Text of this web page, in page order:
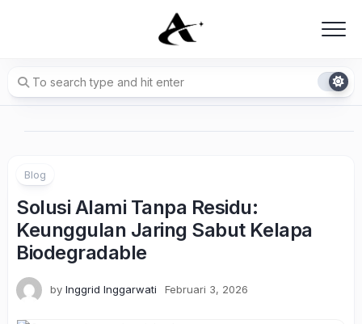
Blog
Solusi Alami Tanpa Residu:
Keunggulan Jaring Sabut Kelapa
Biodegradable
by Inggrid Inggarwati Februari 3, 2026